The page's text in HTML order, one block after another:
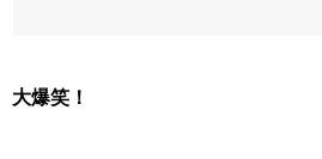
大爆笑！